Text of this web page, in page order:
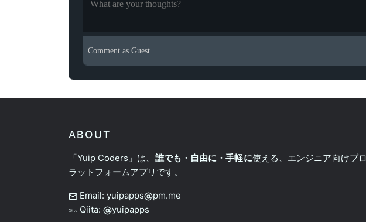
Comment as Guest
ABOUT
「Yuip Coders」は、 誰でも・自由に・手軽に使える、エンジニア向けブ
ラットフォームアプリです。
Email: yuipapps
pm.me
Qiita:
yuipapps